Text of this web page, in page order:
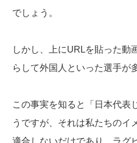
でしょう。
しかし、上にURLを貼った動
らして外国人といった選手が
この事実を知ると「日本代表
うですが、それは私たちのイ
適合しないだけであり、ラグ